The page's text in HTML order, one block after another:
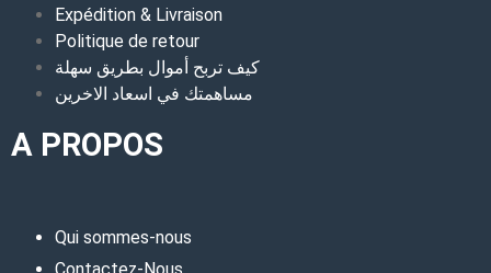
Expédition & Livraison
Politique de retour
كيف تربح أموال بطريق سهلة
مساهمتك في اسعاد الاخرين
A PROPOS
Qui sommes-nous